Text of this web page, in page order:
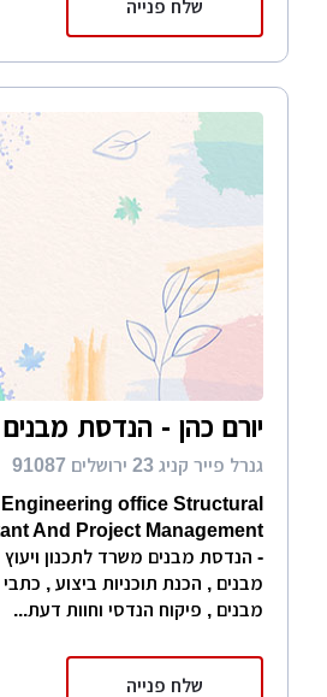
שלח פנייה
יורם כהן - הנדסת מבנים
גנרל פייר קניג 23 ירושלים 91087
Engineering office Structural
- הנדסת מבנים משרד לתכנון ויעוץ
מבנים , הכנת תוכניות ביצוע , כתבי
מבנים , פיקוח הנדסי וחוות דעת...
שלח פנייה